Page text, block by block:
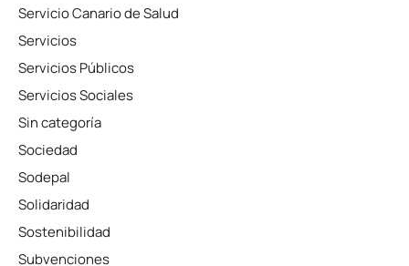
Servicio Canario de Salud
Servicios
Servicios Públicos
Servicios Sociales
Sin categoría
Sociedad
Sodepal
Solidaridad
Sostenibilidad
Subvenciones